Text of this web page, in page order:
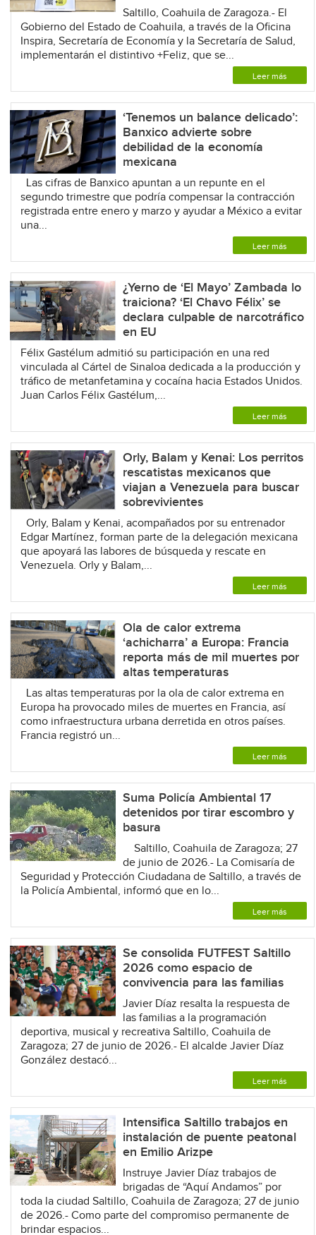
Saltillo, Coahuila de Zaragoza.- El
Gobierno del Estado de Coahuila, a través de la Oficina
Inspira, Secretaría de Economía y la Secretaría de Salud,
implementarán el distintivo +Feliz, que se...
Leer más
‘Tenemos un balance delicado’:
Banxico advierte sobre
debilidad de la economía
mexicana
Las cifras de Banxico apuntan a un repunte en el
segundo trimestre que podría compensar la contracción
registrada entre enero y marzo y ayudar a México a evitar
una...
Leer más
¿Yerno de ‘El Mayo’ Zambada lo
traiciona? ‘El Chavo Félix’ se
declara culpable de narcotráfico
en EU
Félix Gastélum admitió su participación en una red
vinculada al Cártel de Sinaloa dedicada a la producción y
tráfico de metanfetamina y cocaína hacia Estados Unidos.
Juan Carlos Félix Gastélum,...
Leer más
Orly, Balam y Kenai: Los perritos
rescatistas mexicanos que
viajan a Venezuela para buscar
sobrevivientes
Orly, Balam y Kenai, acompañados por su entrenador
Edgar Martínez, forman parte de la delegación mexicana
que apoyará las labores de búsqueda y rescate en
Venezuela. Orly y Balam,...
Leer más
Ola de calor extrema
‘achicharra’ a Europa: Francia
reporta más de mil muertes por
altas temperaturas
Las altas temperaturas por la ola de calor extrema en
Europa ha provocado miles de muertes en Francia, así
como infraestructura urbana derretida en otros países.
Francia registró un...
Leer más
Suma Policía Ambiental 17
detenidos por tirar escombro y
basura
Saltillo, Coahuila de Zaragoza; 27
de junio de 2026.- La Comisaría de
Seguridad y Protección Ciudadana de Saltillo, a través de
la Policía Ambiental, informó que en lo...
Leer más
Se consolida FUTFEST Saltillo
2026 como espacio de
convivencia para las familias
Javier Díaz resalta la respuesta de
las familias a la programación
deportiva, musical y recreativa Saltillo, Coahuila de
Zaragoza; 27 de junio de 2026.- El alcalde Javier Díaz
González destacó...
Leer más
Intensifica Saltillo trabajos en
instalación de puente peatonal
en Emilio Arizpe
Instruye Javier Díaz trabajos de
brigadas de “Aquí Andamos” por
toda la ciudad Saltillo, Coahuila de Zaragoza; 27 de junio
de 2026.- Como parte del compromiso permanente de
brindar espacios...